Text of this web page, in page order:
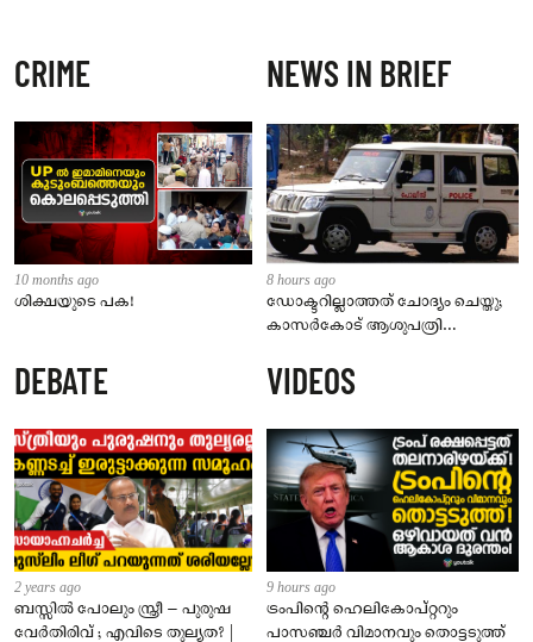
CRIME
10 months ago
ശിക്ഷയുടെ പക!
NEWS IN BRIEF
8 hours ago
ഡോക്ടറില്ലാത്തത് ചോദ്യം ചെയ്തു;
കാസർകോട് ആശുപത്രി
നാട്ടുകാർക്കെതിരെ കേസ്
DEBATE
2 years ago
ബസ്സിൽ പോലും സ്ത്രീ – പുരുഷ
വേർതിരിവ് ; എവിടെ തുല്യത? |
VIDEOS
9 hours ago
ട്രംപിന്റെ ഹെലികോപ്റ്ററും
പാസഞ്ചര്‍ വിമാനവും തൊട്ടടുത്ത്